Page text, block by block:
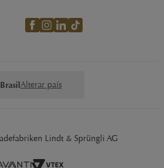
BrasilAlterar país
Lindt & Sprüngli AG